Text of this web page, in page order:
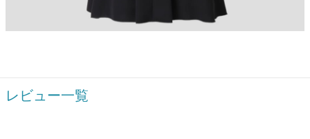
レビュー一覧